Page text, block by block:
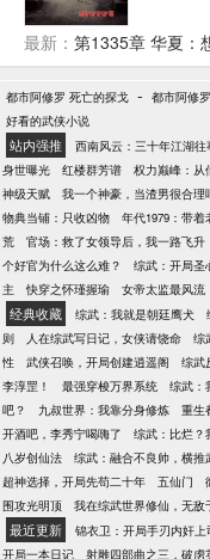
人生。
最新： 第1335章 华夏：
都市阿修罗 死亡的探戈 - 都市阿修
好看的武侠小说
站内强推 西南风云：三十年江湖往
身世曝光
红楼群芳谱 权力巅峰：从
神级天赋
我一个神豪，当渣男很合理
物典当铺：只收凶物
年代1979：带着
荒
官场：救了女领导后，我一路飞升
个好官为什么这么难？
综武：开局圣
主
快穿之怀瑾握瑜 女帝太监最风流
经典收藏 综武：我就是朝廷鹰犬
则
人在综武写日记，女侠请饶命 综
性
武侠召唤，开局创建逍遥阁 综武
李淳罡！
最强穿梭万界系统 综武：
吧？
九叔世界：我靠分身修炼 重生
开酒吧，李秀宁喝嗨了
综武：比烂？
八岁创仙法
综武：融合不良帅，横推
超神选择，开局先苟二十年
五仙门
围攻光明顶
我在综武世界修仙，无敌
最近更新 锦衣卫：开局手刃内奸上
开局一本日记
射雕四部曲之三，破虏